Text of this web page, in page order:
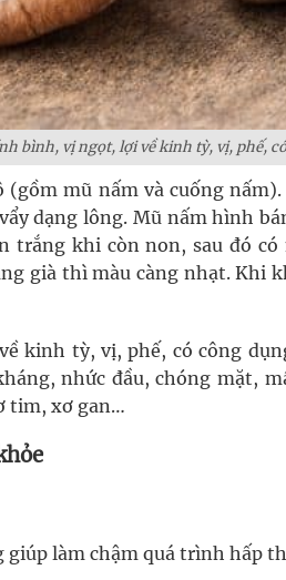
bình, vị ngọt, lợi về kinh tỳ, vị, phế,
(gồm mũ nấm và cuống
dạng lông. Mũ nấm hình
trắng khi còn non, sau đó có
già thì màu càng nhạt. Khi
kinh tỳ, vị, phế, có công
nhức đầu, chóng mặt,
tim, xơ gan…
làm chậm quá trình hấp